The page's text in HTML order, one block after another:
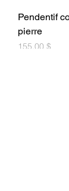
Pendentif
pierre
Prix
155,00 $